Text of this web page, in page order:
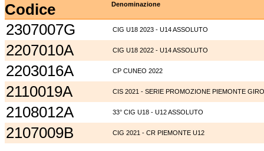
Codice Denominazione
2307007G CIG U18 2023 - U14 ASSOLUTO
2207010A CIG U18 2022 - U14 ASSOLUTO
2203016A CP CUNEO 2022
2110019A CIS 2021 - SERIE PROMOZIONE PIEMONTE
2108012A 33° CIG U18 - U12 ASSOLUTO
2107009B CIG 2021 - CR PIEMONTE U12